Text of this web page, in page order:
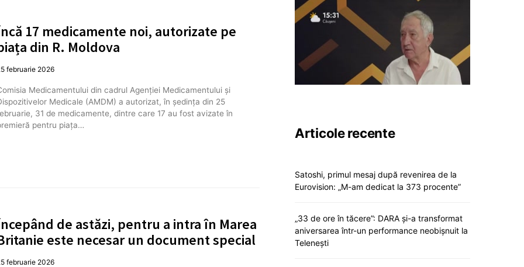
17 medicamente noi, autorizate pe
din R. Moldova
februarie 2026
Medicamentului din cadrul Agenției Medicamentului și
Medicale (AMDM) a autorizat, în ședința din 25
31 de medicamente, dintre care 17 au fost avizate în
pentru piața…
de astăzi, pentru a intra în Marea
este necesar un document special
februarie 2026
Articole recente
Satoshi, primul mesaj după revenirea de la
Eurovision: „M-am dedicat la 373 procente”
„33 de ore în tăcere”: DARA și-a transformat
aniversarea într-un performance neobișnuit la
Telenești